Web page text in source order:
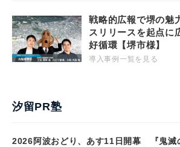
戦略的広報で堺の魅
スリリースを起点に
好循環【堺市様】
導入事例一覧を見る
汐留PR塾
2026阿波おどり、あす11日開幕 『鬼滅